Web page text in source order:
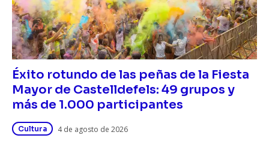
Éxito rotundo de las peñas de la Fiesta
Mayor de Castelldefels: 49 grupos y
más de 1.000 participantes
Cultura 4 de agosto de 2026